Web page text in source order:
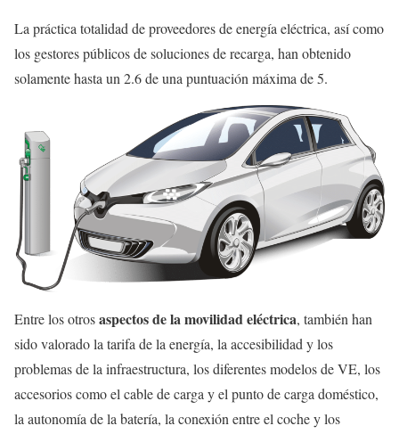
La práctica totalidad de proveedores de energía eléctrica, así como
los gestores públicos de soluciones de recarga, han obtenido
solamente hasta un 2.6 de una puntuación máxima de 5.
Entre los otrosaspectos de la movilidad eléctrica, también han
sido valorado la tarifa de la energía, la accesibilidad y los
problemas de la infraestructura, los diferentes modelos de VE, los
accesorios como el cable de carga y el punto de carga doméstico,
la autonomía de la batería, la conexión entre el coche y los